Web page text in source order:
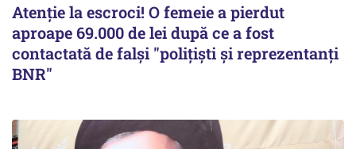
Atenție la escroci! O femeie a pierdut
aproape 69.000 de lei după ce a fost
contactată de falși "polițiști și reprezentanți
BNR"